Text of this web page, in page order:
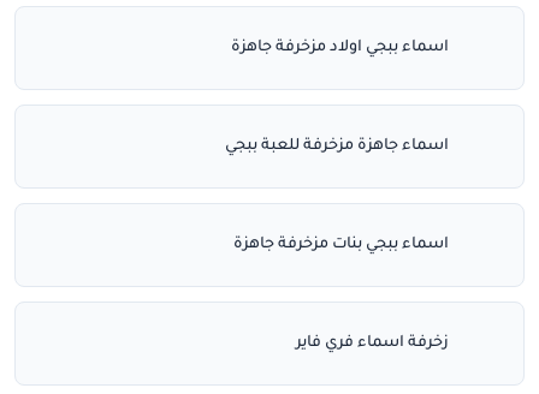
اسماء ببجي اولاد مزخرفة جاهزة
اسماء جاهزة مزخرفة للعبة ببجي
اسماء ببجي بنات مزخرفة جاهزة
زخرفة اسماء فري فاير